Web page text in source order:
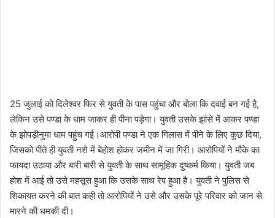
25 जुलाई को दिलेश्वर फिर से युवती के पास पहुंचा और बोला कि दवाई बन गई है,
लेकिन उसे पण्डा के धाम जाकर ही पीना पड़ेगा। युवती उसके झांसे में आकर पण्डा
के झोपड़ीनुमा धाम पहुंच गई।आरोपी पण्डा ने एक गिलास में पीने के लिए कुछ दिया,
जिसको पीते ही युवती नशे में बेहोश होकर जमीन में जा गिरी। आरोपियों ने मौके का
फायदा उठाया और बारी बारी से युवती के साथ सामूहिक दुष्कर्म किया। युवती जब
होश में आई तो उसे महसूस हुआ कि उसके साथ रेप हुआ है। युवती ने पुलिस से
शिकायत करने की बात कही तो आरोपियों ने उसे और उसके पूरे परिवार को जान से
मारने की धमकी दी।